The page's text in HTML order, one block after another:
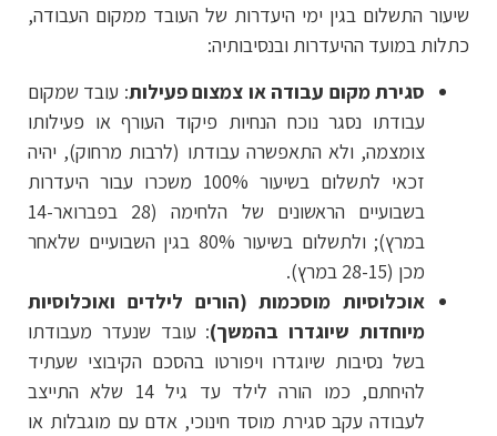
שיעור התשלום בגין ימי היעדרות של העובד ממקום העבודה,
כתלות במועד ההיעדרות ובנסיבותיה:
סגירת מקום עבודה או צמצום פעילות: עובד שמקום
עבודתו נסגר נוכח הנחיות פיקוד העורף או פעילותו
צומצמה, ולא התאפשרה עבודתו (לרבות מרחוק), יהיה
זכאי לתשלום בשיעור 100% משכרו עבור היעדרות
בשבועיים הראשונים של הלחימה (28 בפברואר-14
במרץ); ולתשלום בשיעור 80% בגין השבועיים שלאחר
מכן (28-15 במרץ).
אוכלוסיות מוסכמות (הורים לילדים ואוכלוסיות
מיוחדות שיוגדרו בהמשך): עובד שנעדר מעבודתו
בשל נסיבות שיוגדרו ויפורטו בהסכם הקיבוצי שעתיד
להיחתם, כמו הורה לילד עד גיל 14 שלא התייצב
לעבודה עקב סגירת מוסד חינוכי, אדם עם מוגבלות או